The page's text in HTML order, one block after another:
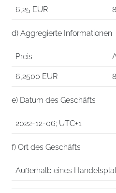
6,25 EUR
d) Aggregierte Informationen
Preis
6,2500 EUR
e) Datum des Geschäfts
2022-12-06; UTC+1
f) Ort des Geschäfts
Außerhalb eines